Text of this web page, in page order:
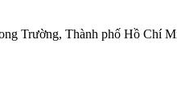
Trường, Thành phố Hồ Chí